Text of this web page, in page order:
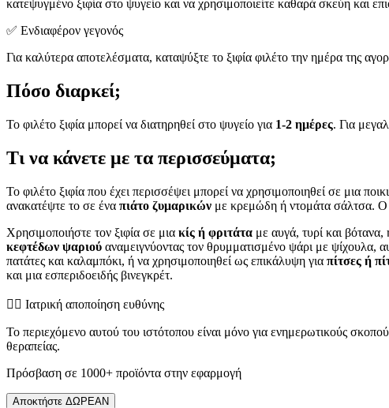
κατεψυγμένο ξιφία στο ψυγείο και να χρησιμοποιείτε καθαρά σκεύη και
✅ Ενδιαφέρον γεγονός
Για καλύτερα αποτελέσματα, καταψύξτε το ξιφία φιλέτο την ημέρα της
Πόσο διαρκεί;
Το φιλέτο ξιφία μπορεί να διατηρηθεί στο ψυγείο για 1-2 ημέρες. Για
Τι να κάνετε με τα περισσεύματα;
Το φιλέτο ξιφία που έχει περισσέψει μπορεί να χρησιμοποιηθεί σε μια
ανακατέψτε το σε ένα πιάτο ζυμαρικών με κρεμώδη ή ντομάτα σάλτσα. Ο
Χρησιμοποιήστε τον ξιφία σε μια κίς ή φριτάτα με αυγά, τυρί και
κεφτέδων ψαριού αναμειγνύοντας τον θρυμματισμένο ψάρι με ψίχουλα,
πατάτες και καλαμπόκι, ή να χρησιμοποιηθεί ως επικάλυψη για πίτσες ή
και μια εσπεριδοειδής βινεγκρέτ.
👨‍⚕️️ Ιατρική αποποίηση ευθύνης
Το περιεχόμενο αυτού του ιστότοπου είναι μόνο για ενημερωτικούς
θεραπείας.
Πρόσβαση σε 1000+ προϊόντα στην εφαρμογή
Αποκτήστε ΔΩΡΕΑΝ